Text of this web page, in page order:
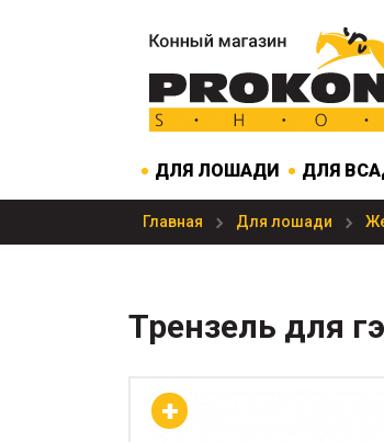
ДЛЯ ЛОШАДИ ДЛЯ
Главная Для лошади
Трензель для